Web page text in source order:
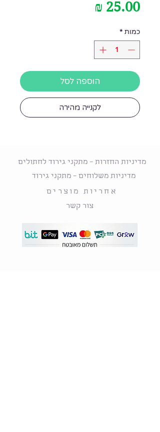
כמות *
הוספה לסל
לקנייה מהירה
מדיניות החזרות – מתקני גירוד לחתולים
מדיניות משלוחים – מתקני גירוד
אחריות מוצרים
צור קשר